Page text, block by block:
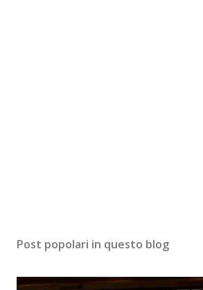
Post popolari in questo blog